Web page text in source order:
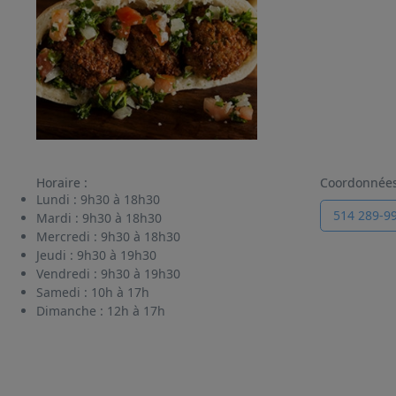
Horaire :
Lundi : 9h30 à 18h30
Mardi : 9h30 à 18h30
Mercredi : 9h30 à 18h30
Jeudi : 9h30 à 19h30
Vendredi : 9h30 à 19h30
Samedi : 10h à 17h
Dimanche : 12h à 17h
514 289-